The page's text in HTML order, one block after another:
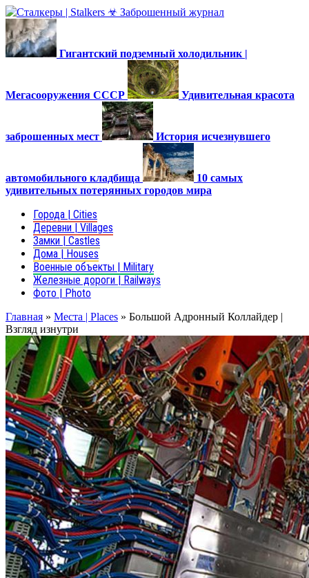
Гигантский подземный холодильник |
Мегасооружения СССР Удивительная красота
заброшенных мест История исчезнувшего
автомобильного кладбища
10 самых
удивительных потерянных городов мира
Города | Cities
Деревни | Villages
Замки | Castles
Дома | Houses
Военные объекты | Military
Железные дороги | Railways
Фото | Photo
Главная » Места | Places » Большой Адронный Коллайдер |
Взгляд изнутри